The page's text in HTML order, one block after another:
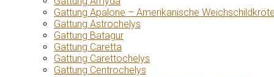
Gattung Apalone – Amerikanische
Gattung Astrochelys
Gattung Batagur
Gattung Caretta
Gattung Carettochelys
Gattung Centrochelys